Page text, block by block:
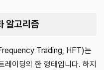
알고리즘
Trading, HFT)는
레이딩의 한 형태입니다. 하지